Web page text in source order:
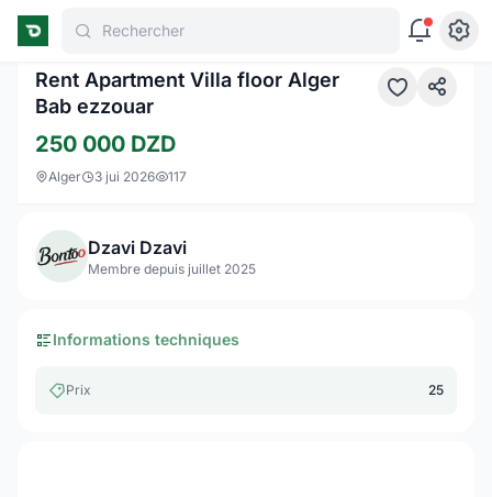
Rechercher
Rent Apartment Villa floor Alger
Bab ezzouar
250 000 DZD
Alger 3 jui 2026 117
Dzavi Dzavi
Membre depuis juillet 2025
Informations techniques
Prix 25